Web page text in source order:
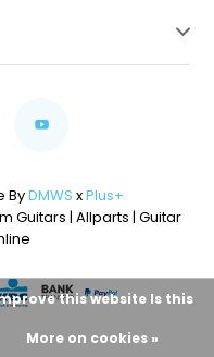
ByDMWS xPlus+
Guitars | Allparts | Guitar
this website Is this
More on cookies »